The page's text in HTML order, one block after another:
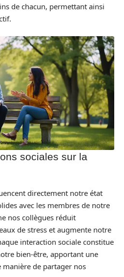
de chacun, permettant ainsi
sociales sur la
directement notre état
avec les membres de notre
nos collègues réduit
de stress et augmente notre
interaction sociale constitue
bien-être, apportant une
manière de partager nos